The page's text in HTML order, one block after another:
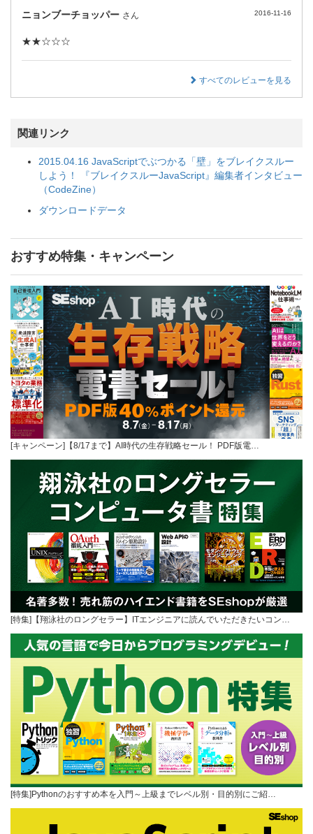
ニョンブーチョッパー さん 2016-11-16
★★☆☆☆
すべてのレビューを見る
関連リンク
2015.04.16 JavaScriptでぶつかる「壁」をブレイクスルー
しよう！ 『ブレイクスルーJavaScript』編集者インタビュー
（CodeZine）
ダウンロードデータ
おすすめ特集・キャンペーン
[キャンペーン]【8/17まで】AI時代の生存戦略セール！ PDF版電…
[特集]【翔泳社のロングセラー】ITエンジニアに読んでいただきたいコン…
[特集]Pythonのおすすめ本を入門～上級までレベル別・目的別にご紹…